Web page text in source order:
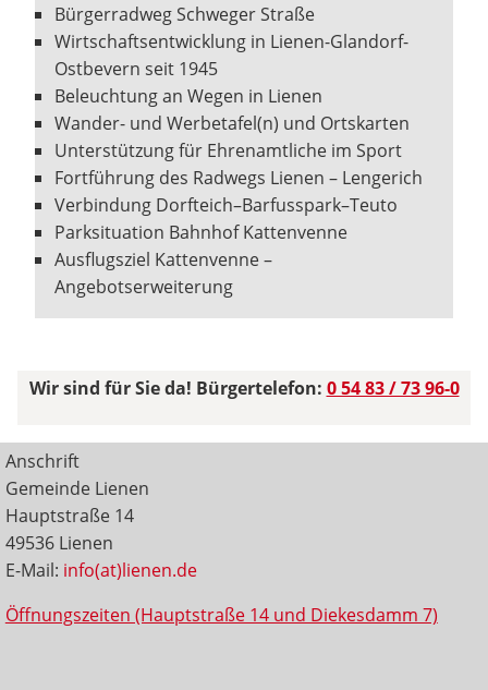
Bürgerradweg Schweger Straße
Wirtschaftsentwicklung in Lienen-Glandorf-
Ostbevern seit 1945
Beleuchtung an Wegen in Lienen
Wander- und Werbetafel(n) und Ortskarten
Unterstützung für Ehrenamtliche im Sport
Fortführung des Radwegs Lienen – Lengerich
Verbindung Dorfteich–Barfusspark–Teuto
Parksituation Bahnhof Kattenvenne
Ausflugsziel Kattenvenne –
Angebotserweiterung
Wir sind für Sie da! Bürgertelefon: 0 54 83 / 73 96-0
Anschrift
Gemeinde Lienen
Hauptstraße 14
49536 Lienen
E-Mail: info(at)lienen.de
Öffnungszeiten (Hauptstraße 14 und Diekesdamm 7)